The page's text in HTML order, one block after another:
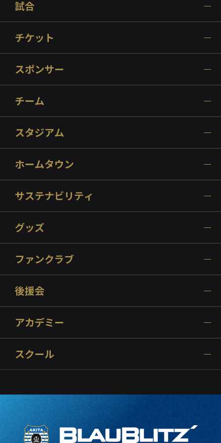
試合
チケット
スポンサー
チーム
スタジアム
ホームタウン
サステナビリティ
グッズ
ファンクラブ
後援会
アカデミー
スクール